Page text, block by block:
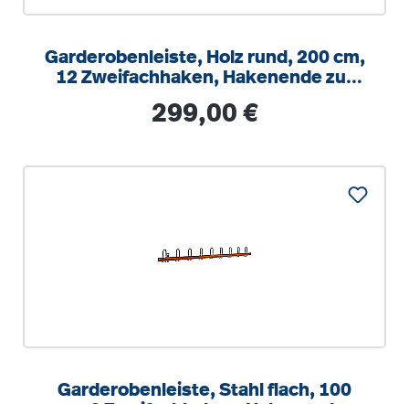
Garderobenleiste, Holz rund, 200 cm,
12 Zweifachhaken, Hakenende zur
Regulärer Preis:
299,00 €
Garderobenleiste, Stahl flach, 100